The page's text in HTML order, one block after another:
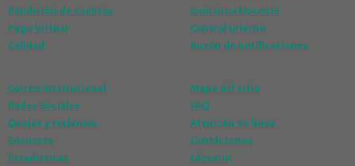
Rendición de cuentas
Pago Virtual
Calidad
Concurso Docente
Control Interno
Buzón de notificaciones
Correo institucional
Redes Sociales
Quejas y reclamos
Encuesta
Estadísticas
Mapa del sitio
FAQ
Atención en línea
Contáctenos
Glosario